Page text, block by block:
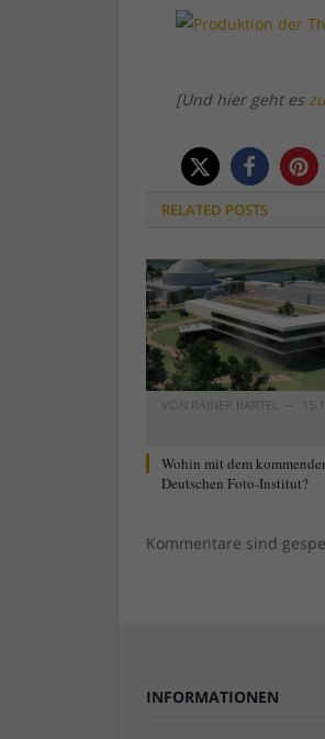
[Und hier geht es
RELATED POSTS
VON RAINER BARTEL
Wohin mit dem
Deutschen Foto-Institut?
Kommentare sind
INFORMATIONEN